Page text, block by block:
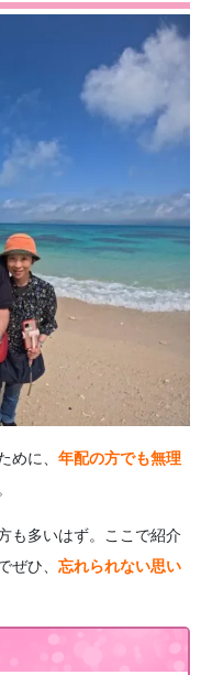
に、 年配の方でも無理
も多いはず。ここで紹介
ひ、 忘れられない思い